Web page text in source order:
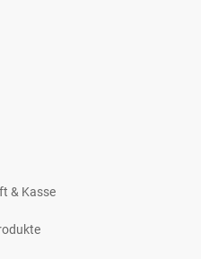
& Kasse